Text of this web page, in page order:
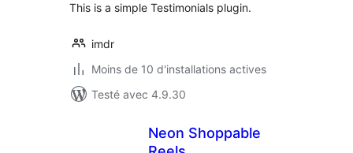
This is a simple Testimonials plugin.
imdr
Moins de 10 d'installations actives
Testé avec 4.9.30
Neon Shoppable